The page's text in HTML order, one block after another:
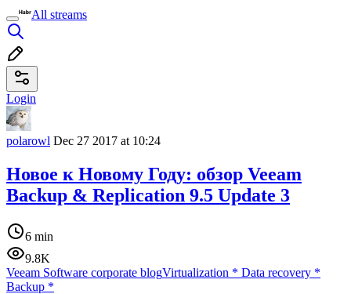
All streams
Login
polarowl Dec 27 2017 at 10:24
Новое к Новому Году: обзор Veeam
Backup & Replication 9.5 Update 3
6 min
9.8K
Veeam Software corporate blogVirtualization * Data recovery *
Backup *